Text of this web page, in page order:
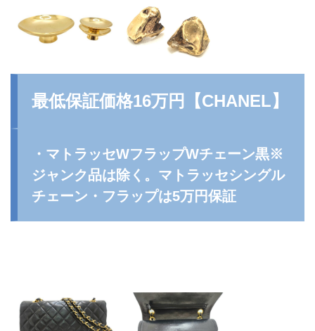
最低保証価格16万円【CHANEL】
・マトラッセWフラップWチェーン黒※
ジャンク品は除く。マトラッセシングル
チェーン・フラップは5万円保証